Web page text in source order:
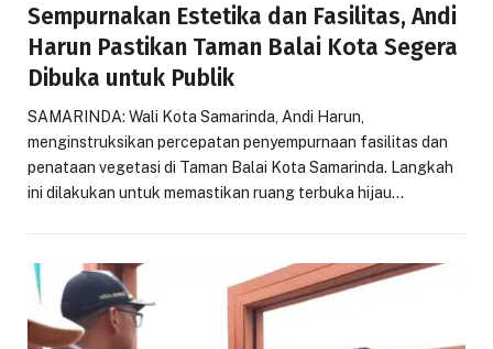
Sempurnakan Estetika dan Fasilitas, Andi
Harun Pastikan Taman Balai Kota Segera
Dibuka untuk Publik
SAMARINDA: Wali Kota Samarinda, Andi Harun,
menginstruksikan percepatan penyempurnaan fasilitas dan
penataan vegetasi di Taman Balai Kota Samarinda. Langkah
ini dilakukan untuk memastikan ruang terbuka hijau…